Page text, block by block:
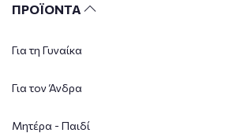
ΠΡΟΪΟΝΤΑ
Για τη Γυναίκα
Για τον Άνδρα
Μητέρα - Παιδί